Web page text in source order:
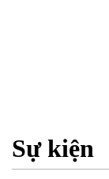
Sự kiện